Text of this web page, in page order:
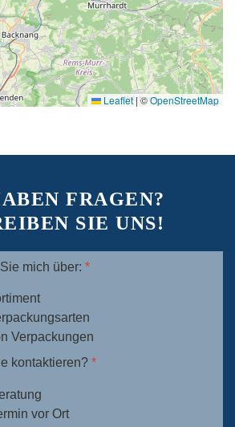
Leaflet|©OpenStreetMap
FRAGEN?
SIE UNS!
mich über: *
Verpackungen
kontaktieren? *
vor Ort